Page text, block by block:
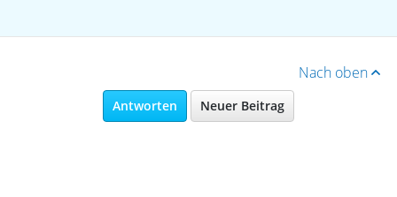
Nach oben
Antworten Neuer Beitrag